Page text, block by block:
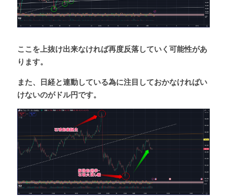
ここを上抜け出来なければ再度反落していく可能性があ
ります。
また、日経と連動している為に注目しておかなければい
けないのがドル円です。